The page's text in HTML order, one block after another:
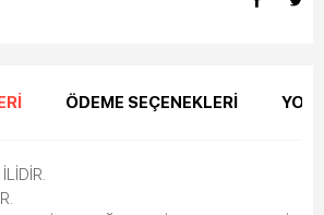
ÖDEME SEÇENEKLERI